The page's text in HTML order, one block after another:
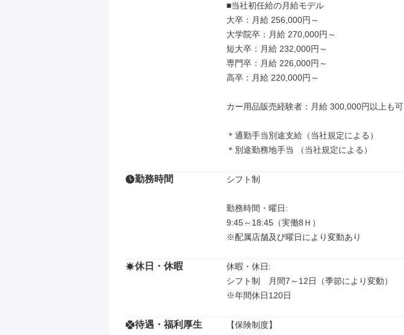
■当社初任給の月給モデル
大卒：月給 256,000円～
大学院卒：月給 270,000円～
短大卒：月給 232,000円～
専門卒：月給 226,000円～
高卒：月給 220,000円～
カー用品販売経験者：月給 300,000円以上も可
＊通勤手当別途支給（当社規定による）
＊別途勤務地手当 （当社規定による）
勤務時間 シフト制
勤務時間・曜日:
9:45～18:45（実働8Ｈ）
※配属店舗及び曜日により変動あり
休日・休暇
休暇・休日:
シフト制　月間7～12日（季節により変動）
※年間休日120日
待遇・福利厚生
【保険制度】